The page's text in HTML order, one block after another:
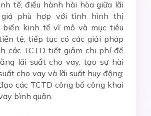
tế; điều hành hài hòa giữa lãi
phù hợp với tình hình thị
biến kinh tế vĩ mô và mục tiêu
tệ; tiếp tục có các giải pháp
các TCTD tiết giảm chi phí để
lãi suất cho vay, tạo sự hài
cho vay và lãi suất huy động;
các TCTD công bố công khai
bình quân.